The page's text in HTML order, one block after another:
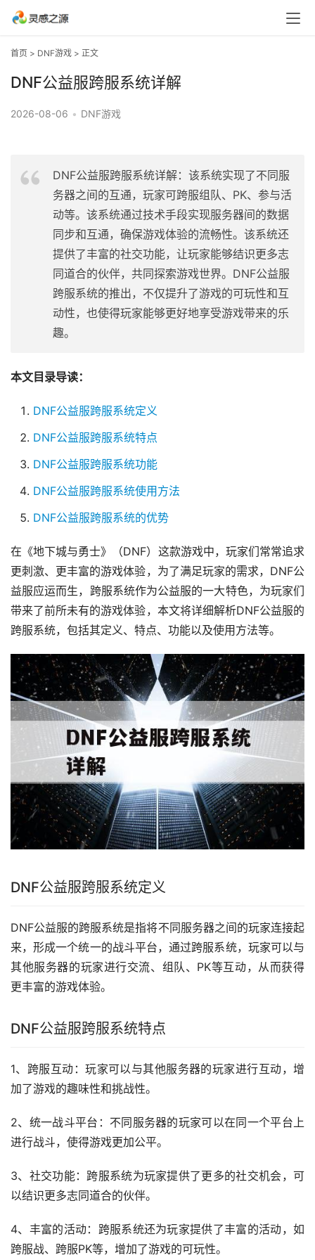
首页 > DNF游戏 > 正文
DNF公益服跨服系统详解
2026-08-06 • DNF游戏
DNF公益服跨服系统详解：该系统实现了不同服
务器之间的互通，玩家可跨服组队、PK、参与活
动等。该系统通过技术手段实现服务器间的数据
同步和互通，确保游戏体验的流畅性。该系统还
提供了丰富的社交功能，让玩家能够结识更多志
同道合的伙伴，共同探索游戏世界。DNF公益服
跨服系统的推出，不仅提升了游戏的可玩性和互
动性，也使得玩家能够更好地享受游戏带来的乐
趣。
本文目录导读：
DNF公益服跨服系统定义
DNF公益服跨服系统特点
DNF公益服跨服系统功能
DNF公益服跨服系统使用方法
DNF公益服跨服系统的优势
在《地下城与勇士》（DNF）这款游戏中，玩家们常常追求
更刺激、更丰富的游戏体验，为了满足玩家的需求，DNF公
益服应运而生，跨服系统作为公益服的一大特色，为玩家们
带来了前所未有的游戏体验，本文将详细解析DNF公益服的
跨服系统，包括其定义、特点、功能以及使用方法等。
DNF公益服跨服系统定义
DNF公益服的跨服系统是指将不同服务器之间的玩家连接起
来，形成一个统一的战斗平台，通过跨服系统，玩家可以与
其他服务器的玩家进行交流、组队、PK等互动，从而获得
更丰富的游戏体验。
DNF公益服跨服系统特点
1、跨服互动：玩家可以与其他服务器的玩家进行互动，增
加了游戏的趣味性和挑战性。
2、统一战斗平台：不同服务器的玩家可以在同一个平台上
进行战斗，使得游戏更加公平。
3、社交功能：跨服系统为玩家提供了更多的社交机会，可
以结识更多志同道合的伙伴。
4、丰富的活动：跨服系统还为玩家提供了丰富的活动，如
跨服战、跨服PK等，增加了游戏的可玩性。